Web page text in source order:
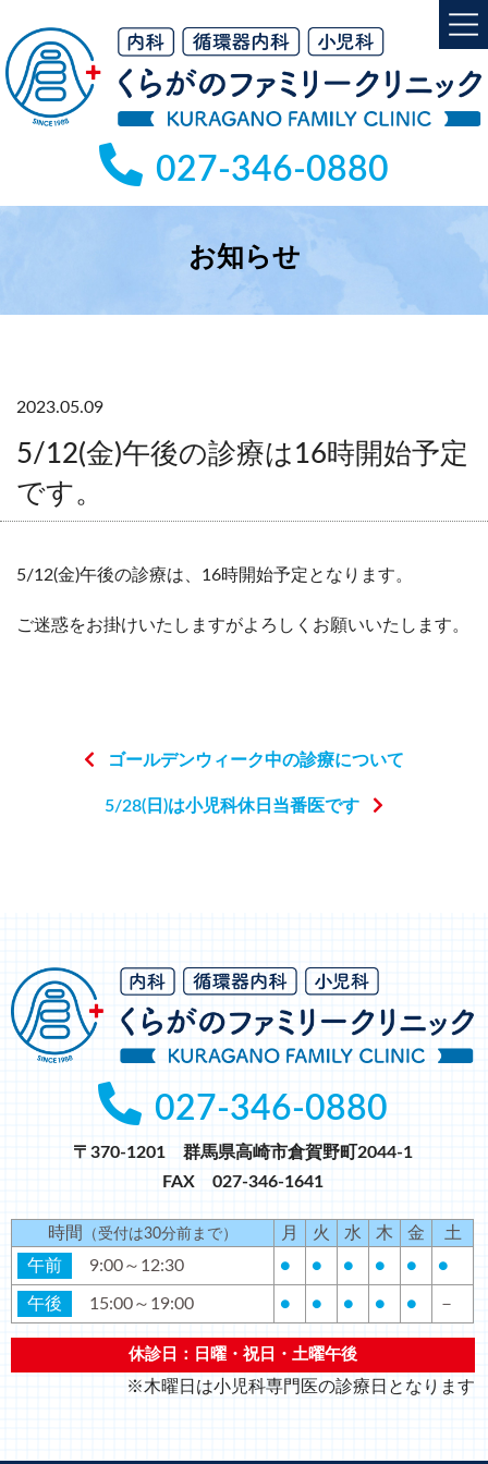
テ
ン
ゲ
ー
027-346-0880
お知らせ
2023.05.09
5/12(金)午後の診療は16時開始予定
です。
5/12(金)午後の診療は、16時開始予定となります。
ご迷惑をお掛けいたしますがよろしくお願いいたします。
ゴールデンウィーク中の診療について
5/28(日)は小児科休日当番医です
027-346-0880
〒370-1201 群馬県高崎市倉賀野町2044-1
FAX 027-346-1641
時間 （受付は30分前まで） 月 火 水 木 金
土
午前
9:00～12:30 ● ● ● ● ● ●
午後 15:00～19:00 ● ● ● ● ● －
休診日：日曜・祝日・土曜午後
※木曜日は小児科専門医の診療日となります